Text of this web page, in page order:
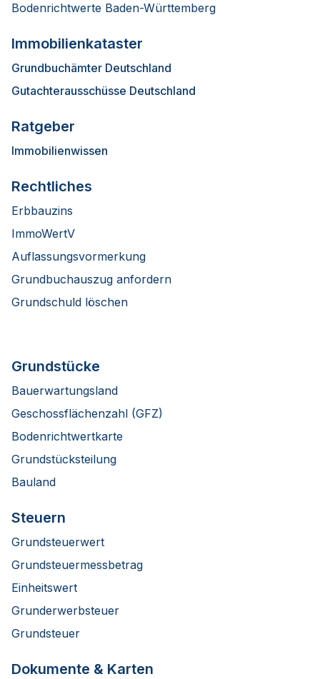
Bodenrichtwerte Baden-Württemberg
Immobilienkataster
Grundbuchämter Deutschland
Gutachterausschüsse Deutschland
Ratgeber
Immobilienwissen
Rechtliches
Erbbauzins
ImmoWertV
Auflassungsvormerkung
Grundbuchauszug anfordern
Grundschuld löschen
Grundstücke
Bauerwartungsland
Geschossflächenzahl (GFZ)
Bodenrichtwertkarte
Grundstücksteilung
Bauland
Steuern
Grundsteuerwert
Grundsteuermessbetrag
Einheitswert
Grunderwerbsteuer
Grundsteuer
Dokumente & Karten